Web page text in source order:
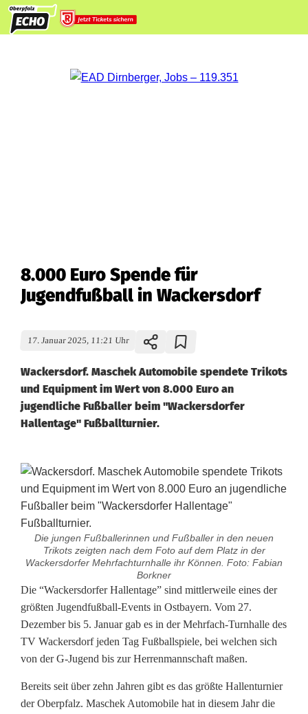
8.000 Euro Spende für
Jugendfußball in Wackersdorf
17. Januar 2025, 11:21 Uhr
Wackersdorf. Maschek Automobile spendete Trikots
und Equipment im Wert von 8.000 Euro an
jugendliche Fußballer beim "Wackersdorfer
Hallentage" Fußballturnier.
Die jungen Fußballerinnen und Fußballer in den neuen
Trikots zeigten nach dem Foto auf dem Platz in der
Wackersdorfer Mehrfachturnhalle ihr Können. Foto: Fabian
Borkner
8
.
0
0
Die “Wackersdorfer Hallentage” sind mittlerweile eines der
größten Jugendfußball-Events in Ostbayern. Vom 27.
Dezember bis 5. Januar gab es in der Mehrfach-Turnhalle des
TV Wackersdorf jeden Tag Fußballspiele, bei welchen sich
von der G-Jugend bis zur Herrenmannschaft maßen.
Bereits seit über zehn Jahren gibt es das größte Hallenturnier
der Oberpfalz. Maschek Automobile hat in diesem Jahr die